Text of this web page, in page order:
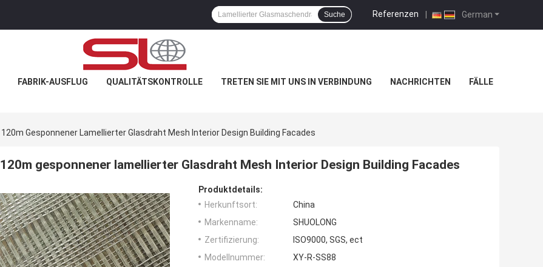
German
Referenzen |
Suche
FABRIK-AUSFLUG QUALITÄTSKONTROLLE TRETEN SIE MIT UNS IN VERBINDUNG NACHRICHTEN FÄLLE
120m Gesponnener Lamellierter Glasdraht Mesh Interior Design Building Facades
120m gesponnener lamellierter Glasdraht Mesh Interior Design Building Facades
Produktdetails:
Herkunftsort:
China
Markenname:
SHUOLONG
Zertifizierung:
ISO9000, SGS, ect
Modellnummer:
XY-R-SS88